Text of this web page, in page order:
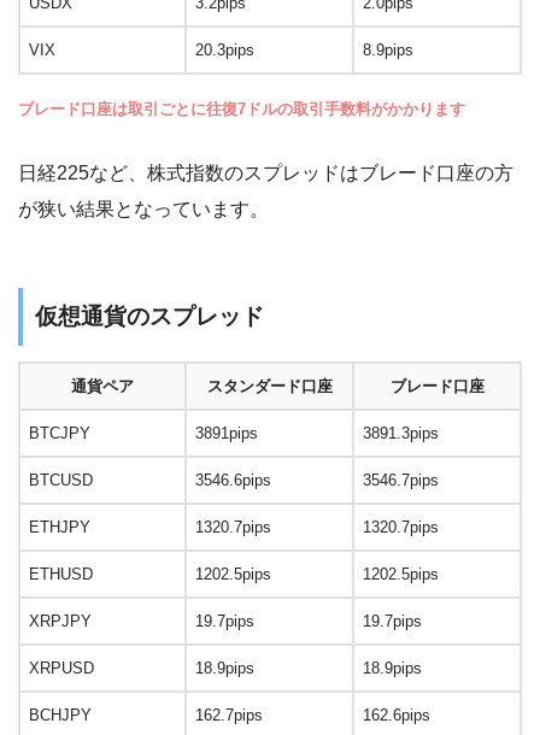
VIX 20.3pips 8.9pips
ブレード口座は取引ごとに往復7ドルの取引手数料がかかります
日経225など、株式指数のスプレッドはブレード口座の方
が狭い結果となっています。
仮想通貨のスプレッド
通貨ペア スタンダード口座 ブレード口座
BTCJPY 3891pips 3891.3pips
BTCUSD 3546.6pips 3546.7pips
ETHJPY 1320.7pips 1320.7pips
ETHUSD 1202.5pips 1202.5pips
XRPJPY 19.7pips 19.7pips
XRPUSD 18.9pips 18.9pips
BCHJPY 162.7pips 162.6pips